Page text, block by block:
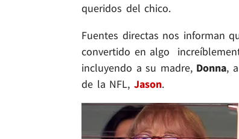
queridos del chico.
Fuentes directas nos informan
convertido en algo
incluyendo a su madre, Donna,
de la NFL, Jason.